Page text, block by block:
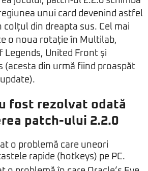
unui card devenind astfel
colțul din dreapta sus. Cel mai
o noua rotație în Multilab,
Legends, United Front și
(acesta din urmă fiind proaspăt
fost rezolvat odată
patch-ului 2.2.0
o problemă care uneori
rapide (hotkeys) pe PC.